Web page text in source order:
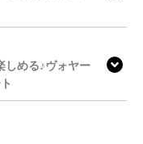
しめる♪ヴォヤー